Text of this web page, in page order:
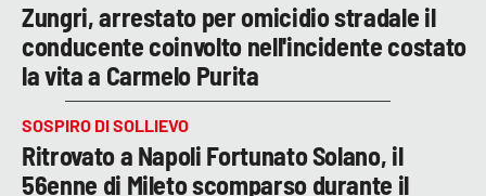
Zungri, arrestato per omicidio stradale il
conducente coinvolto nell'incidente costato
la vita a Carmelo Purita
SOSPIRO DI SOLLIEVO
Ritrovato a Napoli Fortunato Solano, il
56enne di Mileto scomparso durante il